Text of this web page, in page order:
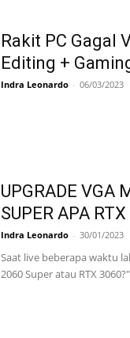
Rakit PC Gagal
Editing +
Indra Leonardo - 06/03/2023
UPGRADE VGA
SUPER APA
Indra Leonardo - 30/01/2023
Saat live beberapa waktu
2060 Super atau RTX